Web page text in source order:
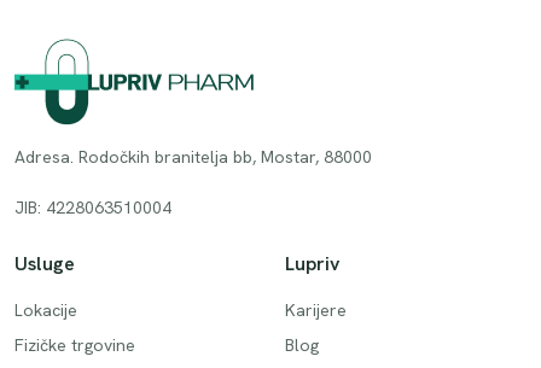
Adresa. Rodočkih branitelja bb, Mostar, 88000
JIB: 4228063510004
Usluge
Lokacije
Fizičke trgovine
Lupriv
Karijere
Blog